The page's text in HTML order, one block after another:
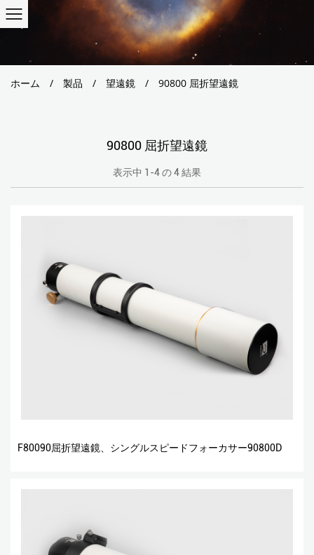
ホーム / 製品 / 望遠鏡 / 90800 屈折望遠鏡
90800 屈折望遠鏡
表示中 1-4 の 4 結果
F80090屈折望遠鏡、シングルスピードフォーカサー90800D